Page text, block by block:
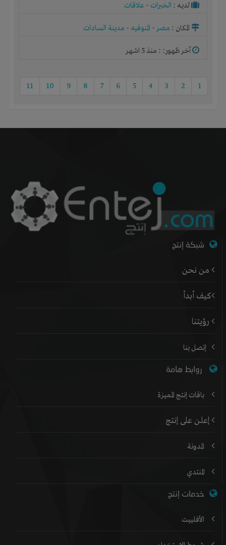
لديـه : الخبرات - علاقات
المكان : مصر- المنوفيه - مدينة السادات
آخر ظهور: : منذ 5 اشهر
1
2
3
4
5
6
7
8
9
10
11
شبكة إنتج
من نحن
كيف أبدأ
رؤيتنا
إتصل بنا
روابط هامة
باقات إنتج المميزة
إعلن على إنتج
المدونة
المنتدي
خدمات إنتج
الأفلييت